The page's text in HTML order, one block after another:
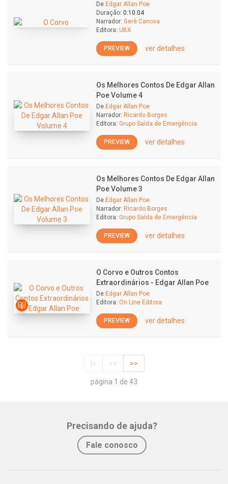
De Edgar Allan Poe
Duração: 0:10:04
Narrador: Gerê Canova
Editora: UBX
PREVIEW ver detalhes
Os Melhores Contos De Edgar Allan
Poe Volume 4
De Edgar Allan Poe
Narrador: Ricardo Borges
Editora: Grupo Saída de Emergência
PREVIEW ver detalhes
Os Melhores Contos De Edgar Allan
Poe Volume 3
De Edgar Allan Poe
Narrador: Ricardo Borges
Editora: Grupo Saída de Emergência
PREVIEW ver detalhes
O Corvo e Outros Contos
Extraordinários - Edgar Allan Poe
De Edgar Allan Poe
Editora: On Line Editora
PREVIEW ver detalhes
|< << >>
página 1 de 43
Precisando de ajuda?
Fale conosco